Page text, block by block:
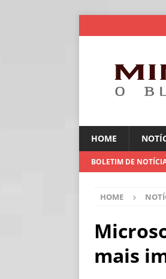
HOME
BOLETIM DE
HOME
mais